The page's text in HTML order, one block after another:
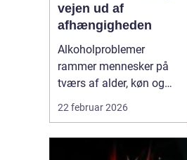
vejen ud af
afhængigheden
Alkoholproblemer
rammer mennesker på
tværs af alder, køn og
baggrund. For mange
langsomt får alkoholen
22 februar 2026